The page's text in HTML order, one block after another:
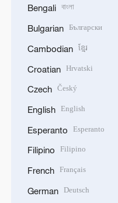
Bengali বাংলা
Bulgarian Български
Cambodian ខ្មែរ
Croatian Hrvatski
Czech Český
English English
Esperanto Esperanto
Filipino Filipino
French Français
German Deutsch